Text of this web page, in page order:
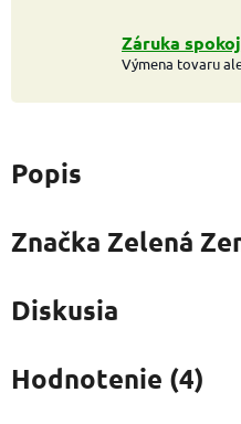
Záruka
Výmena tovaru
Popis
Značka Zelená
Diskusia
Hodnotenie (4)